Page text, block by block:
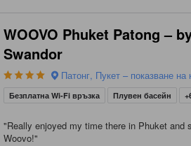
WOOVO Phuket Patong –
Swandor
Патонг, Пукет – показване на
Безплатна Wi-Fi връзка Плувен басейн
"Really enjoyed my time there in Phuket and
Woovo!"